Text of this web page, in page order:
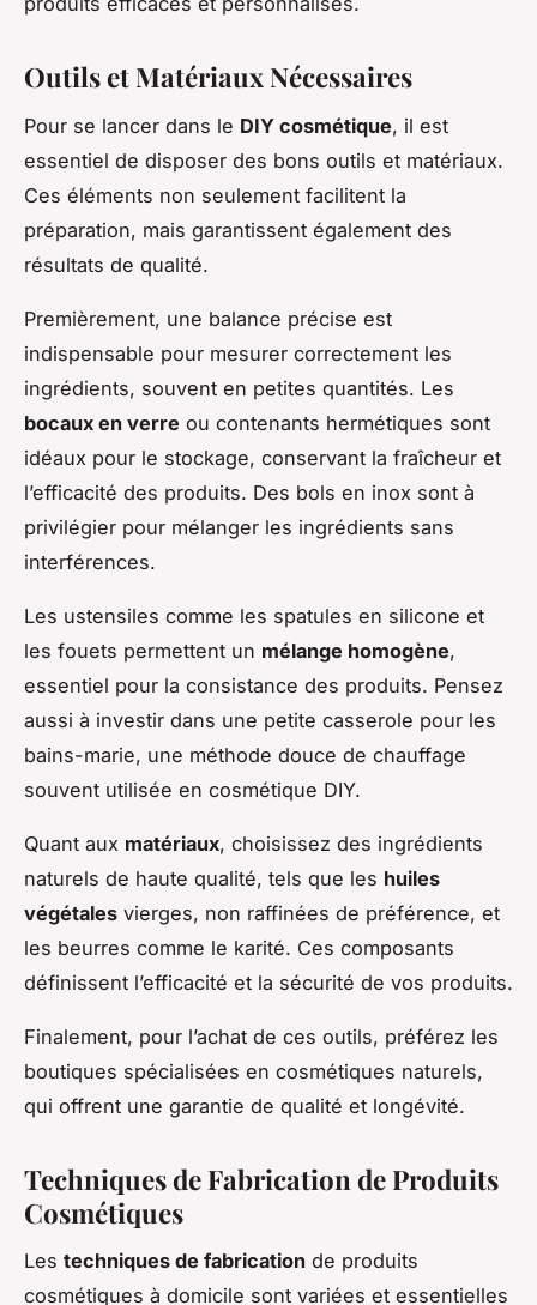
Outils et Matériaux Nécessaires
Pour se lancer dans le DIY cosmétique, il est
essentiel de disposer des bons outils et matériaux.
Ces éléments non seulement facilitent la
préparation, mais garantissent également des
résultats de qualité.
Premièrement, une balance précise est
indispensable pour mesurer correctement les
ingrédients, souvent en petites quantités. Les
bocaux en verre ou contenants hermétiques sont
idéaux pour le stockage, conservant la fraîcheur et
l’efficacité des produits. Des bols en inox sont à
privilégier pour mélanger les ingrédients sans
interférences.
Les ustensiles comme les spatules en silicone et
les fouets permettent un mélange homogène,
essentiel pour la consistance des produits. Pensez
aussi à investir dans une petite casserole pour les
bains-marie, une méthode douce de chauffage
souvent utilisée en cosmétique DIY.
Quant aux matériaux, choisissez des ingrédients
naturels de haute qualité, tels que les huiles
végétales vierges, non raffinées de préférence, et
les beurres comme le karité. Ces composants
définissent l’efficacité et la sécurité de vos produits.
Finalement, pour l’achat de ces outils, préférez les
boutiques spécialisées en cosmétiques naturels,
qui offrent une garantie de qualité et longévité.
Techniques de Fabrication de Produits
Cosmétiques
Les techniques de fabrication de produits
cosmétiques à domicile sont variées et essentielles